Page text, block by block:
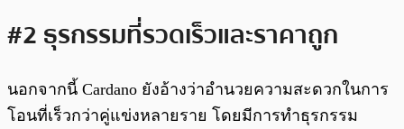
#2 ธุรกรรมที่รวดเร็วและราคาถูก
นอกจากนี้ Cardano ยังอ้างว่าอำนวยความสะดวกในการ
โอนที่เร็วกว่าคู่แข่งหลายราย โดยมีการทำธุรกรรม